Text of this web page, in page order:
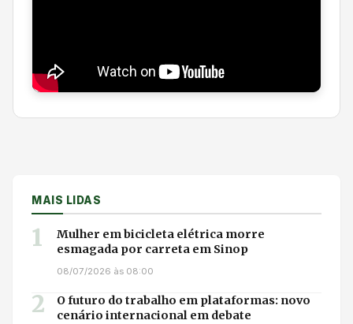
MAIS LIDAS
1
Mulher em bicicleta elétrica morre
esmagada por carreta em Sinop
08/07/2026 às 08:00
2
O futuro do trabalho em plataformas: novo
cenário internacional em debate